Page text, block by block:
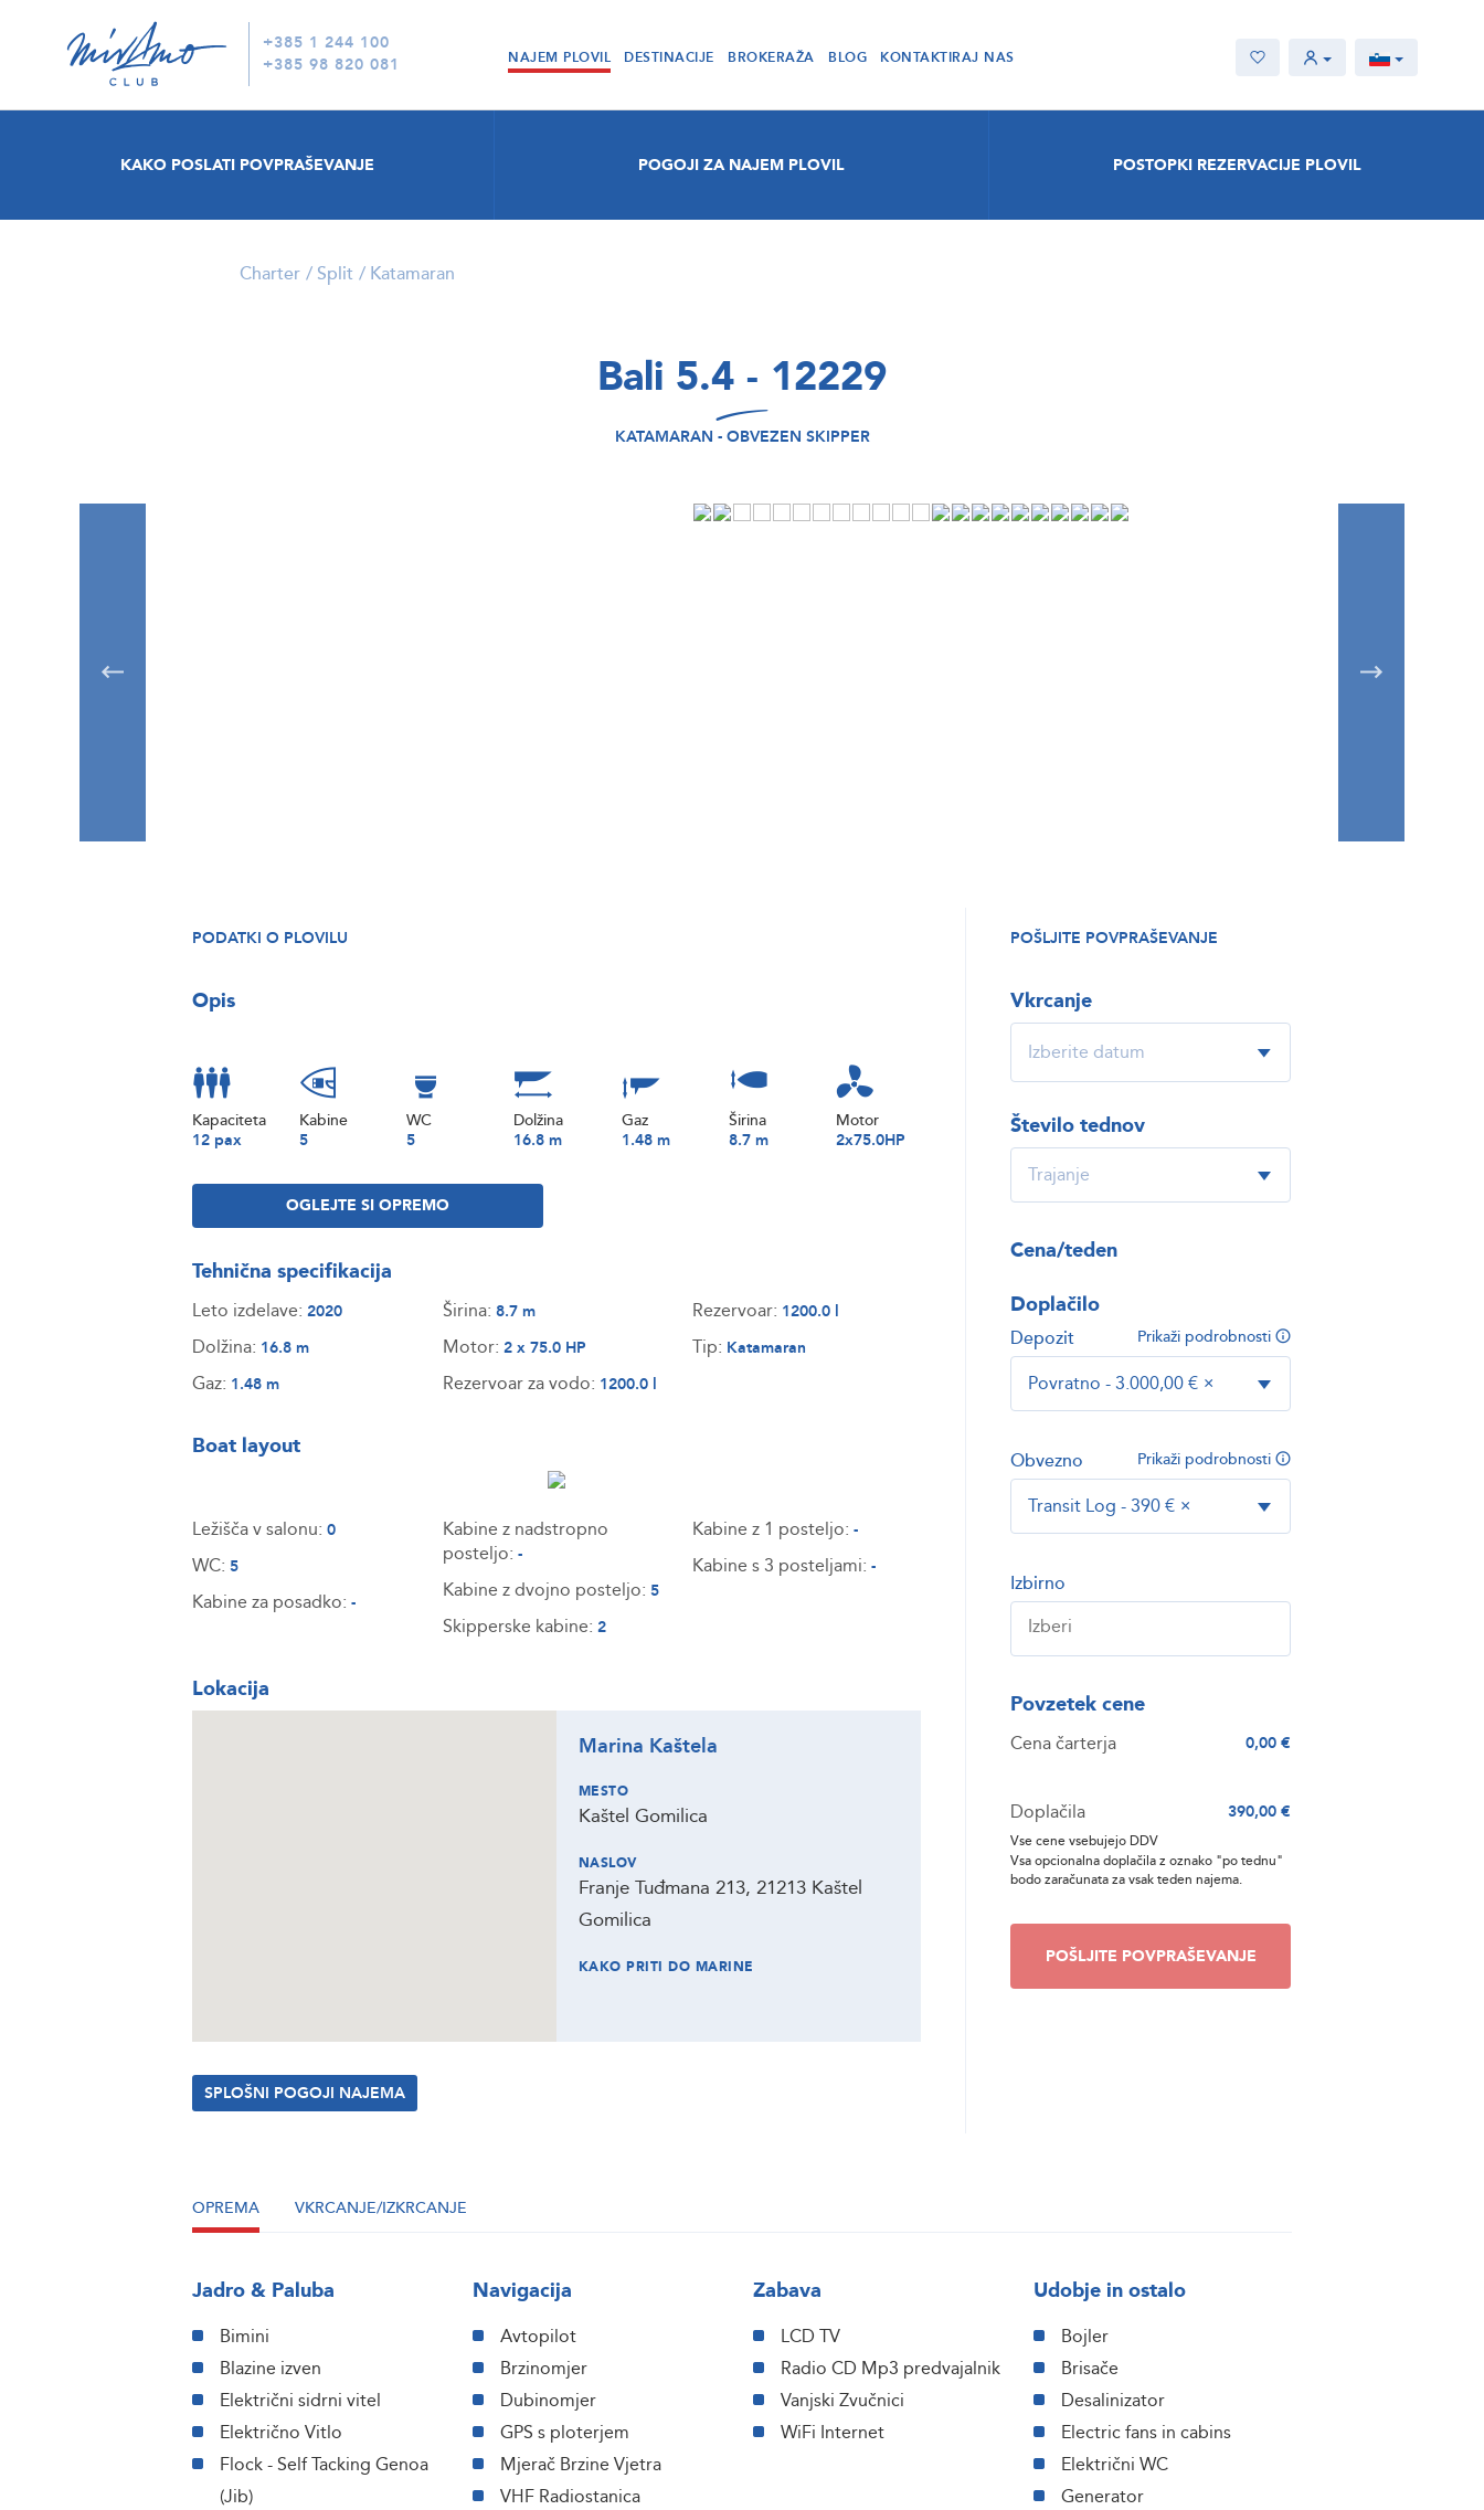
+385 1 244 100
+385 98 820 081
NAJEM PLOVIL DESTINACIJE BROKERAŽA BLOG KONTAKTIRAJ NAS
KAKO POSLATI POVPRAŠEVANJE POGOJI ZA NAJEM PLOVIL POSTOPKI REZERVACIJE PLOVIL
Charter Split Katamaran
Bali 5.4 - 12229
KATAMARAN - OBVEZEN SKIPPER
PODATKI O PLOVILU
Opis
Kapaciteta
12 pax
Kabine
5
WC
5
Dolžina
16.8 m
Gaz
1.48 m
Širina
8.7 m
Motor
2x75.0HP
OGLEJTE SI OPREMO
Tehnična specifikacija
Leto izdelave: 2020
Dolžina: 16.8 m
Gaz: 1.48 m
Širina: 8.7 m
Motor: 2 x 75.0 HP
Rezervoar za vodo: 1200.0 l
Rezervoar: 1200.0 l
Tip: Katamaran
Boat layout
Ležišča v salonu: 0
WC: 5
Kabine za posadko: -
Kabine z nadstropno
posteljo: -
Kabine z dvojno posteljo: 5
Skipperske kabine: 2
Kabine z 1 posteljo:-
Kabine s 3 posteljami:-
Lokacija
Marina Kaštela
MESTO
Kaštel Gomilica
NASLOV
Franje Tuđmana 213, 21213 Kaštel
Gomilica
KAKO PRITI DO MARINE
SPLOŠNI POGOJI NAJEMA
POŠLJITE POVPRAŠEVANJE
Vkrcanje
Število tednov
Cena/teden
Doplačilo
Prikaži podrobnosti
Depozit
Povratno - 3.000,00 € ×
Prikaži podrobnosti
Obvezno
Transit Log - 390 € ×
Izbirno
Povzetek cene
Cena čarterja 0,00 €
Doplačila 390,00 €
Vse cene vsebujejo DDV
Vsa opcionalna doplačila z oznako "po tednu"
bodo zaračunata za vsak teden najema.
POŠLJITE POVPRAŠEVANJE
OPREMA VKRCANJE/IZKRCANJE
Jadro & Paluba
Bimini
Blazine izven
Električni sidrni vitel
Električno Vitlo
Flock - Self Tacking Genoa
(Jib)
Navigacija
Avtopilot
Brzinomjer
Dubinomjer
GPS s ploterjem
Mjerač Brzine Vjetra
VHF Radiostanica
Zabava
LCD TV
Radio CD Mp3 predvajalnik
Vanjski Zvučnici
WiFi Internet
Udobje in ostalo
Bojler
Brisače
Desalinizator
Electric fans in cabins
Električni WC
Generator